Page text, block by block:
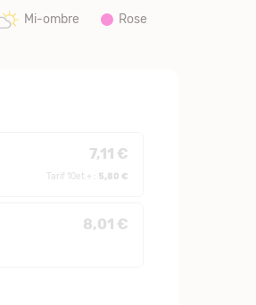
Mi-ombre Rose
7,11 €
Tarif 10et + : 5,80 €
8,01 €